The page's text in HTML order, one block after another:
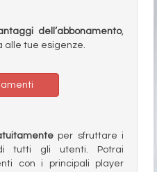
dell’abbonamento,
alle tue esigenze.
per sfruttare i
tutti gli utenti. Potrai
con i principali player